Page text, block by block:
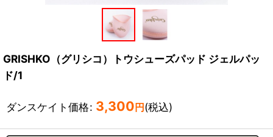
GRISHKO（グリシコ）トウシューズパッド ジェルパッ
ド/1
ダンスケイト価格: 3,300 円 (税込)